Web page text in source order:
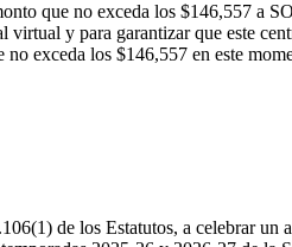
que no exceda los $146,557 a
y para garantizar que este
exceda los $146,557 en este
de los Estatutos, a celebrar un